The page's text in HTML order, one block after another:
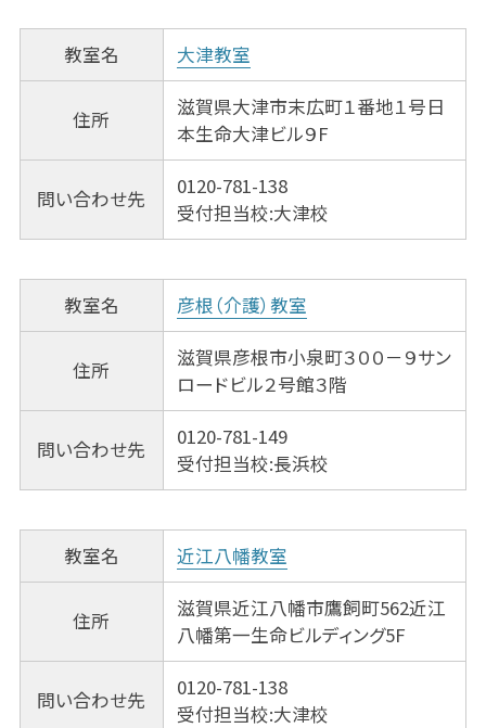
教室名 大津教室
住所
滋賀県大津市末広町１番地１号日
本生命大津ビル９F
問い合わせ先
0120-781-138
受付担当校:大津校
教室名 彦根（介護）教室
住所
滋賀県彦根市小泉町３００－９サン
ロードビル２号館３階
問い合わせ先
0120-781-149
受付担当校:長浜校
教室名 近江八幡教室
住所
滋賀県近江八幡市鷹飼町562近江
八幡第一生命ビルディング5F
問い合わせ先
0120-781-138
受付担当校:大津校